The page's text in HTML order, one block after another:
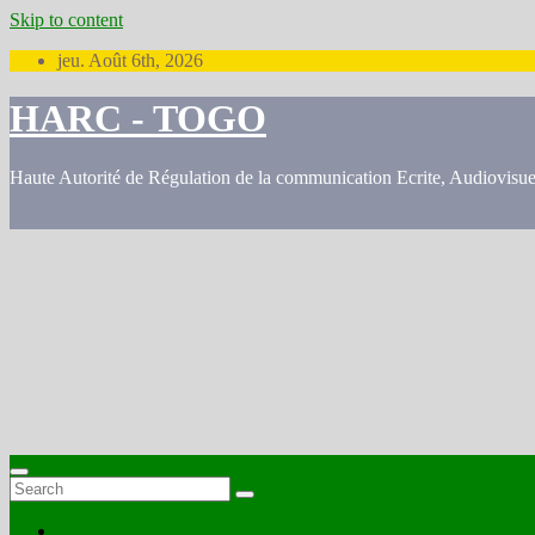
Skip to content
jeu. Août 6th, 2026
HARC - TOGO
Haute Autorité de Régulation de la communication Ecrite,